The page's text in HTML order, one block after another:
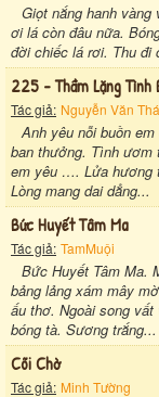
Giọt nắng hanh vàng
ơi lá còn đâu nữa.
đời chiếc lá rơi. Thu đi
225 - Thầm Lặng Tình
Tác giả: Nguyễn Văn
Anh yêu nỗi buồn
ban thưởng. Tình ươm
em yêu …. Lửa hương
Lòng mang dai dẳng...
Bức Huyết Tâm Ma
Tác giả: TamMuội
Bức Huyết Tâm Ma.
bảng lảng xám mây
ấu thơ. Ngoài song
bóng tà. Sương trắng...
Cõi Chờ
Tác giả: Minh Tường